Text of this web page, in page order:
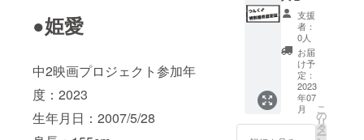
●姫愛
中2映画プロジェクト参加年
度：2023
生年月日：2007/5/28
審査の
上、第
３者を
特定す
る内容
や公序
良俗に
反する
場合は
す。所
要時間
は1〜2
時間程
度で
す。日
程は希
望者の
方と調
整いた
たDVD
をお送
り致し
ます。
＊この
コース
で集
まった
支援に
て撮影
イン、
そして
出演者
やス
タッフ
に美味
しいご
飯を食
べさせ
たい！
ト】 ・
本編＋
メイキ
ング
DVD ・
エンド
ロール
special
thanks
支援
者：
0人
お届
け予
定：
2023
年07
月
こ
の
リ
タ
ー